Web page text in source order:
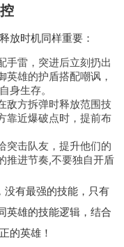
放时机同样重要：
手雷，突进后立刻扔出
雄的护盾搭配嘲讽，
身生存。
敌方拆弹时释放范围技
靠近爆破点时，提前布
突击队友，提升他们的
推进节奏,不要独自开盾
没有最强的技能，只有
英雄的技能逻辑，结合
的英雄！